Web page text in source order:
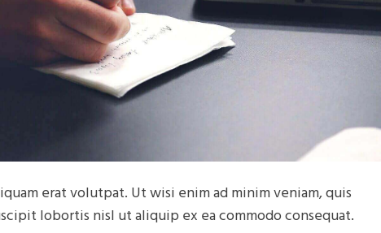
erat volutpat. Ut wisi enim ad minim veniam, quis
lobortis nisl ut aliquip ex ea commodo consequat.